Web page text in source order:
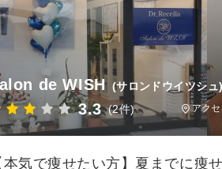
de WISH (サロンドウイツシュ)
3.3 (2件) アク
本気で痩せたい方】夏までに